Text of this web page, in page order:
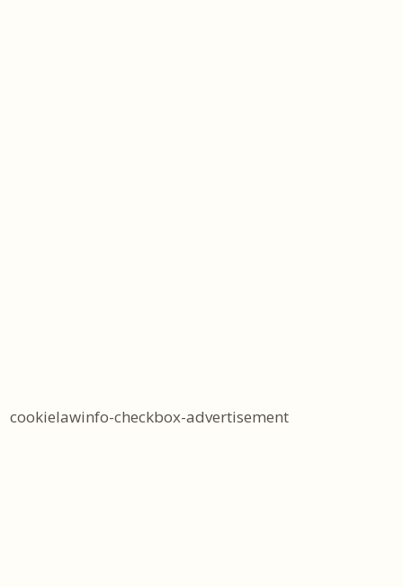
cookielawinfo-checkbox-advertisement